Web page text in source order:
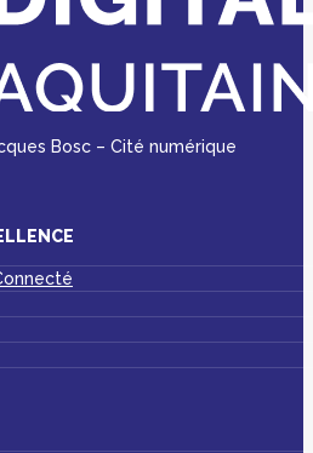
Bosc – Cité numérique